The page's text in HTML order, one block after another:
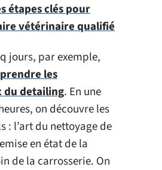
étapes clés pour
vétérinaire qualifié
jours, par exemple,
les
du detailing. En une
on découvre les
: l’art du nettoyage de
en état de la
de la carrosserie. On